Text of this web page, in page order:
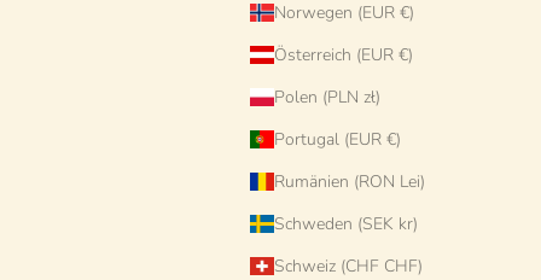
Norwegen (EUR €)
Österreich (EUR €)
Polen (PLN zł)
Portugal (EUR €)
Rumänien (RON Lei)
Schweden (SEK kr)
Schweiz (CHF CHF)
Psychodelic Tisch „Fantastico Colori“ -
Angebot
€1.380 EUR
AUSVERKAUFT